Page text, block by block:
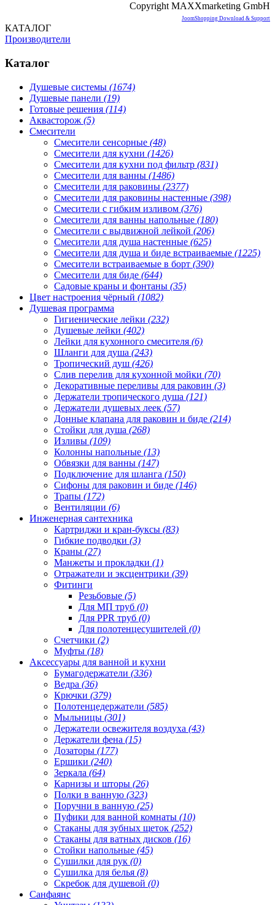
Copyright MAXXmarketing GmbH
JoomShopping Download & Support
КАТАЛОГ
Производители
Каталог
Душевые системы (1674)
Душевые панели (19)
Готовые решения (114)
Аквасторож (5)
Смесители
Смесители сенсорные (48)
Смесители для кухни (1426)
Смесители для кухни под фильтр (831)
Смесители для ванны (1486)
Смесители для раковины (2377)
Смесители для раковины настенные (398)
Смесители с гибким изливом (376)
Смесители для ванны напольные (180)
Смесители с выдвижной лейкой (206)
Смесители для душа настенные (625)
Смесители для душа и биде встраиваемые (1225)
Смесители встраиваемые в борт (390)
Смесители для биде (644)
Садовые краны и фонтаны (35)
Цвет настроения чёрный (1082)
Душевая программа
Гигиенические лейки (232)
Душевые лейки (402)
Лейки для кухонного смесителя (6)
Шланги для душа (243)
Тропический душ (426)
Слив перелив для кухонной мойки (70)
Декоративные переливы для раковин (3)
Держатели тропического душа (121)
Держатели душевых леек (57)
Донные клапана для раковин и биде (214)
Стойки для душа (268)
Изливы (109)
Колонны напольные (13)
Обвязки для ванны (147)
Подключение для шланга (150)
Сифоны для раковин и биде (146)
Трапы (172)
Вентиляции (6)
Инженерная сантехника
Картриджи и кран-буксы (83)
Гибкие подводки (3)
Краны (27)
Манжеты и прокладки (1)
Отражатели и эксцентрики (39)
Фитинги
Резьбовые (5)
Для МП труб (0)
Для PPR труб (0)
Для полотенцесушителей (0)
Счетчики (2)
Муфты (18)
Аксессуары для ванной и кухни
Бумагодержатели (336)
Ведра (36)
Крючки (379)
Полотенцедержатели (585)
Мыльницы (301)
Держатели освежителя воздуха (43)
Держатели фена (15)
Дозаторы (177)
Ершики (240)
Зеркала (64)
Карнизы и шторы (26)
Полки в ванную (323)
Поручни в ванную (25)
Пуфики для ванной комнаты (10)
Стаканы для зубных щеток (252)
Стаканы для ватных дисков (16)
Стойки напольные (45)
Сушилки для рук (0)
Сушилка для белья (8)
Скребок для душевой (0)
Санфаянс